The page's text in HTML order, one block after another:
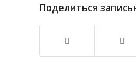
Поделиться